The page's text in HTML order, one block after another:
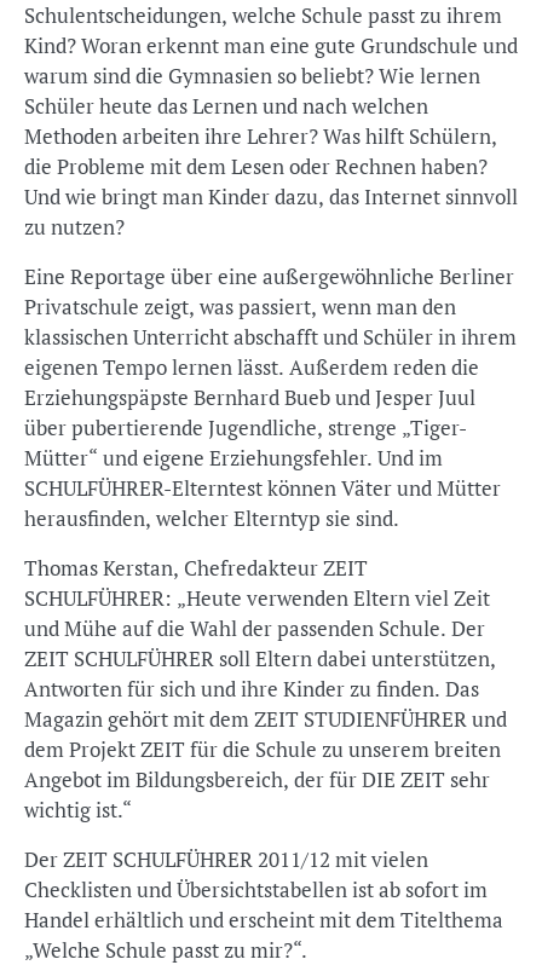
Schulentscheidungen, welche Schule passt zu ihrem
Kind? Woran erkennt man eine gute Grundschule und
warum sind die Gymnasien so beliebt? Wie lernen
Schüler heute das Lernen und nach welchen
Methoden arbeiten ihre Lehrer? Was hilft Schülern,
die Probleme mit dem Lesen oder Rechnen haben?
Und wie bringt man Kinder dazu, das Internet sinnvoll
zu nutzen?
Eine Reportage über eine außergewöhnliche Berliner
Privatschule zeigt, was passiert, wenn man den
klassischen Unterricht abschafft und Schüler in ihrem
eigenen Tempo lernen lässt. Außerdem reden die
Erziehungspäpste Bernhard Bueb und Jesper Juul
über pubertierende Jugendliche, strenge „Tiger-
Mütter“ und eigene Erziehungsfehler. Und im
SCHULFÜHRER-Elterntest können Väter und Mütter
herausfinden, welcher Elterntyp sie sind.
Thomas Kerstan, Chefredakteur ZEIT
SCHULFÜHRER: „Heute verwenden Eltern viel Zeit
und Mühe auf die Wahl der passenden Schule. Der
ZEIT SCHULFÜHRER soll Eltern dabei unterstützen,
Antworten für sich und ihre Kinder zu finden. Das
Magazin gehört mit dem ZEIT STUDIENFÜHRER und
dem Projekt ZEIT für die Schule zu unserem breiten
Angebot im Bildungsbereich, der für DIE ZEIT sehr
wichtig ist.“
Der ZEIT SCHULFÜHRER 2011/12 mit vielen
Checklisten und Übersichtstabellen ist ab sofort im
Handel erhältlich und erscheint mit dem Titelthema
„Welche Schule passt zu mir?“.